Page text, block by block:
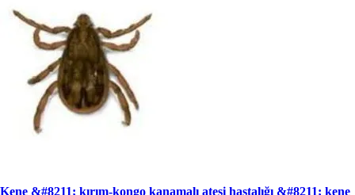
Kene &#8211; kırım-kongo kanamalı ateşi hastalığı &#8211; kene